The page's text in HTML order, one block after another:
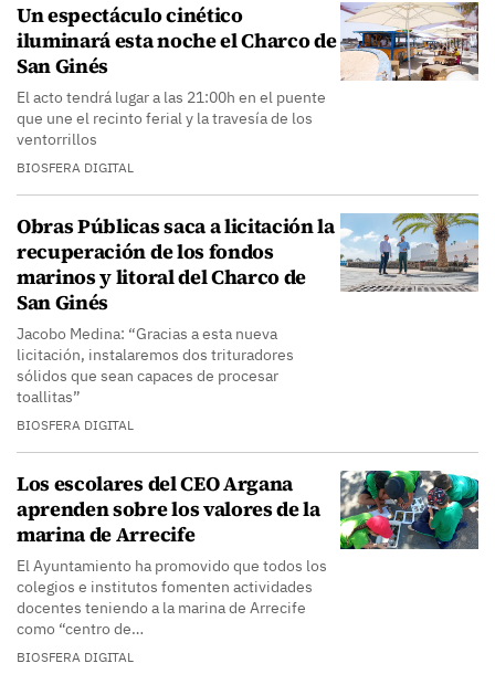
Un espectáculo cinético
iluminará esta noche el Charco de
San Ginés
El acto tendrá lugar a las 21:00h en el puente
que une el recinto ferial y la travesía de los
ventorrillos
BIOSFERA DIGITAL
Obras Públicas saca a licitación la
recuperación de los fondos
marinos y litoral del Charco de
San Ginés
Jacobo Medina: “Gracias a esta nueva
licitación, instalaremos dos trituradores
sólidos que sean capaces de procesar
toallitas”
BIOSFERA DIGITAL
Los escolares del CEO Argana
aprenden sobre los valores de la
marina de Arrecife
El Ayuntamiento ha promovido que todos los
colegios e institutos fomenten actividades
docentes teniendo a la marina de Arrecife
como “centro de…
BIOSFERA DIGITAL